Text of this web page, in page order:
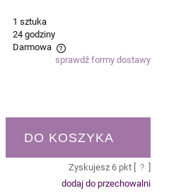
1 sztuka
24 godziny
Darmowa
kosztów płatnościsprawdź formy dostawy
DO KOSZYKA
Zyskujesz 6pkt [ ?
dodaj do przechowalni